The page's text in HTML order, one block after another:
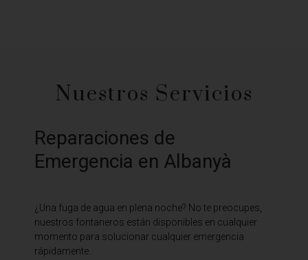
Nuestros Servicios
Reparaciones de
Emergencia en Albanyà
¿Una fuga de agua en plena noche? No te preocupes,
nuestros fontaneros están disponibles en cualquier
momento para solucionar cualquier emergencia
rápidamente.